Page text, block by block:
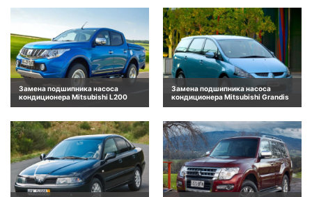
Замена подшипника насоса
кондиционера Mitsubishi L200
Замена подшипника насоса
кондиционера Mitsubishi Grandis